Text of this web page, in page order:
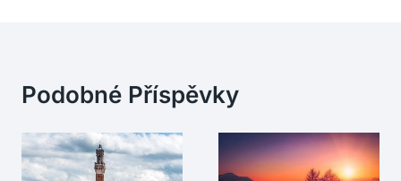
Podobné Příspěvky